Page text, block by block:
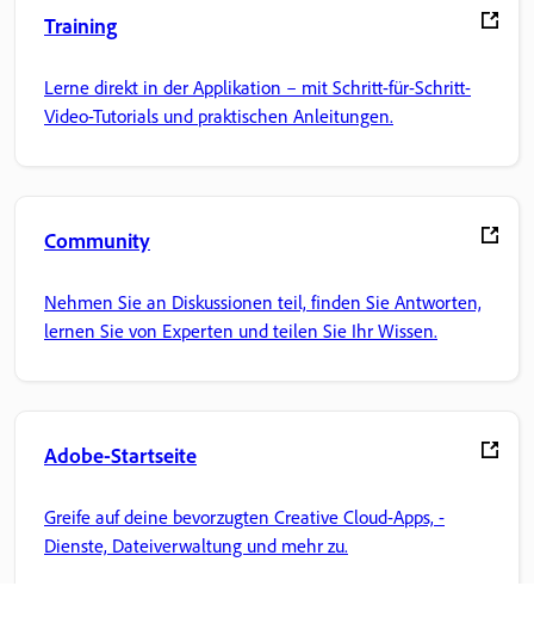
Training
Lerne direkt in der Applikation – mit Schritt-für-Schritt-
Video-Tutorials und praktischen Anleitungen.
Community
Nehmen Sie an Diskussionen teil, finden Sie Antworten,
lernen Sie von Experten und teilen Sie Ihr Wissen.
Adobe-Startseite
Greife auf deine bevorzugten Creative Cloud-Apps, -
Dienste, Dateiverwaltung und mehr zu.